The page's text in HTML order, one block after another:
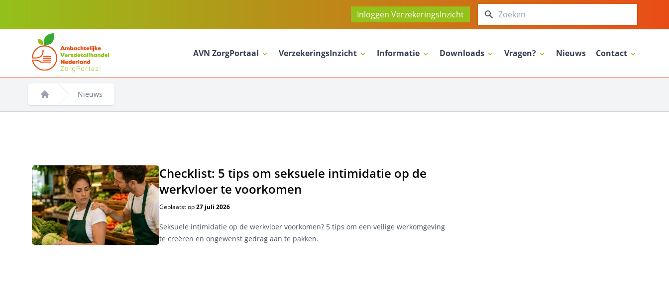
Inloggen VerzekeringsInzicht Zoeken
AVN ZorgPortaal VerzekeringsInzicht Informatie Downloads Vragen? Nieuws Contact
Home
Nieuws
Checklist: 5 tips om seksuele intimidatie op de
werkvloer te voorkomen
Geplaatst op27 juli 2026
Seksuele intimidatie op de werkvloer voorkomen? 5 tips om een veilige werkomgeving
te creëren en ongewenst gedrag aan te pakken.